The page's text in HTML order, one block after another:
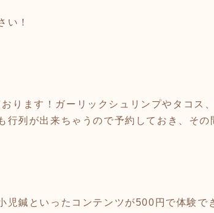
い！
ります！ガーリックシュリンプやタコス
行列が出来ちゃうので予約しておき、そ
児鍼といったコンテンツが500円で体験で